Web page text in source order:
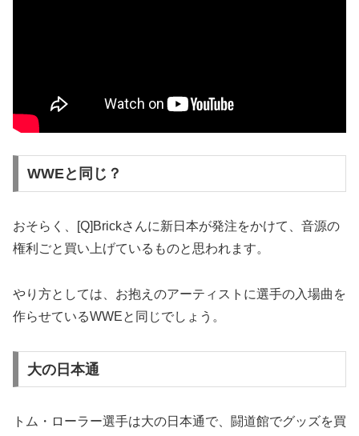
WWEと同じ？
おそらく、[Q]Brickさんに新日本が発注をかけて、音源の
権利ごと買い上げているものと思われます。
やり方としては、お抱えのアーティストに選手の入場曲を
作らせているWWEと同じでしょう。
大の日本通
トム・ローラー選手は大の日本通で、闘道館でグッズを買